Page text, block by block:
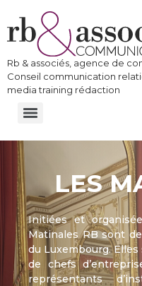
Rb & associés, agence de
Conseil communication
media training rédaction
LES
Initiées et
Matinales RB sont
du Luxembourg.
de chefs
représentants